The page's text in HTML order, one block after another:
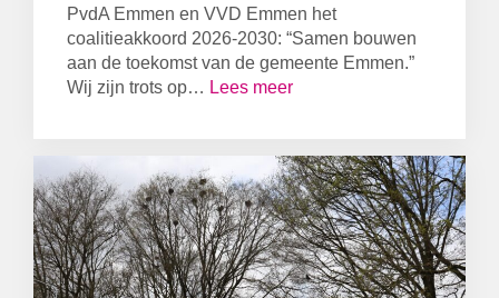
PvdA Emmen en VVD Emmen het
coalitieakkoord 2026-2030: “Samen bouwen
aan de toekomst van de gemeente Emmen.”
Wij zijn trots op… Lees meer